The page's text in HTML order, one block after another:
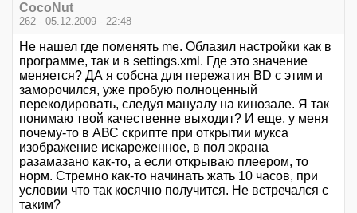
CocoNut
262 - 05.12.2009 - 22:48
Не нашел где поменять me. Облазил настройки как в
программе, так и в settings.xml. Где это значение
меняется? ДА я собсна для пережатия BD с этим и
заморочился, уже пробую полноценный
перекодировать, следуя мануалу на кинозале. Я так
понимаю твой качественне выходит? И еще, у меня
почему-то в АВС скрипте при открытии мукса
изображение искареженное, в пол экрана
разамазано как-то, а если открываю плеером, то
норм. Стремно как-то начинать жать 10 часов, при
условии что так косячно получится. Не встречался с
таким?